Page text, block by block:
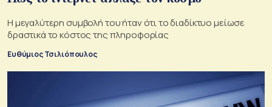
Η μεγαλύτερη συμβολή του ήταν ότι το διαδίκτυο μείωσε
δραστικά το κόστος της πληροφορίας
Ευθύμιος Τσιλιόπουλος